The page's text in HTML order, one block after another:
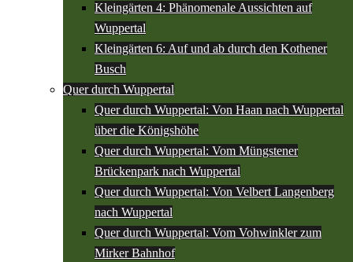
Kleingärten 4: Phänomenale Aussichten auf
Wuppertal
Kleingärten 6: Auf und ab durch den Kothener
Busch
Quer durch Wuppertal
Quer durch Wuppertal: Von Haan nach Wuppertal
über die Königshöhe
Quer durch Wuppertal: Vom Müngstener
Brückenpark nach Wuppertal
Quer durch Wuppertal: Von Velbert Langenberg
nach Wuppertal
Quer durch Wuppertal: Vom Vohwinkler zum
Mirker Bahnhof